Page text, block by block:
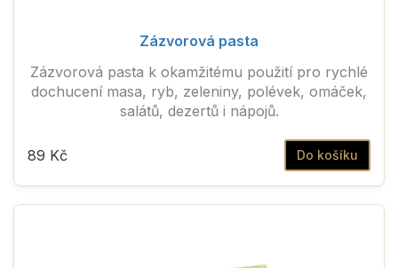
Zázvorová pasta
Zázvorová pasta k okamžitému použití pro rychlé
dochucení masa, ryb, zeleniny, polévek, omáček,
salátů, dezertů i nápojů.
Do košíku
89 Kč